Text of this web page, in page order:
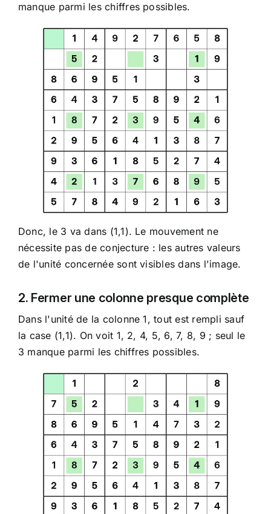
manque parmi les chiffres possibles.
Donc, le 3 va dans (1,1). Le mouvement ne
nécessite pas de conjecture : les autres valeurs
de l'unité concernée sont visibles dans l'image.
2. Fermer une colonne presque complète
Dans l'unité de la colonne 1, tout est rempli sauf
la case (1,1). On voit 1, 2, 4, 5, 6, 7, 8, 9 ; seul le
3 manque parmi les chiffres possibles.